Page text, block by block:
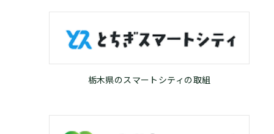
栃木県のスマートシティの取組